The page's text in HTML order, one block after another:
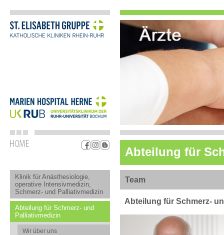
Abteilung für
Klinik für Anästhesiologie,
operative Intensivmedizin,
Schmerz- und Palliativmedizin
Abteilung für Schmerz- und
Palliativmedizin
Wir über uns
Team
Abteilung für Schmerz-